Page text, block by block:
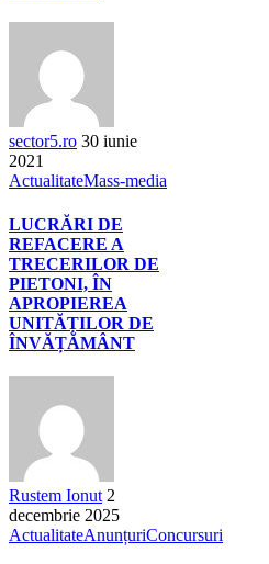
sector5.ro 30 iunie
2021
ActualitateMass-media
LUCRĂRI DE
REFACERE A
TRECERILOR DE
PIETONI, ÎN
APROPIEREA
UNITĂȚILOR DE
ÎNVĂȚĂMÂNT
Rustem Ionut 2
decembrie 2025
ActualitateAnunțuriConcursuri